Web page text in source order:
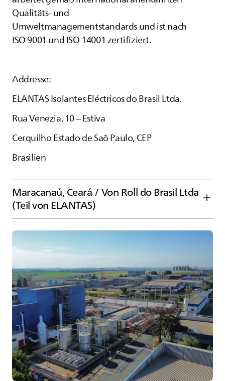
Qualitäts- und
Umweltmanagementstandards und ist nach
ISO 9001 und ISO 14001 zertifiziert.
Addresse:
ELANTASIsolantes Eléctricos do Brasil Ltda.
Rua Venezia, 10 – Estiva
Cerquilho Estado de Saõ Paulo, CEP
Brasilien
Maracanaú, Ceará / Von Roll do Brasil Ltda
(Teil von ELANTAS)